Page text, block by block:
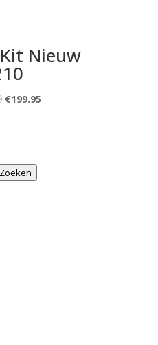
Nieuw
€199.95
Zoeken